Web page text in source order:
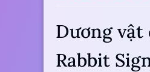
Dương vật
Rabbit